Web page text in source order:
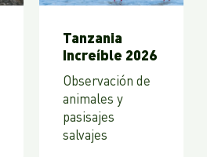
Tanzania
Increíble 2026
Observación de
animales y
pasisajes
salvajes